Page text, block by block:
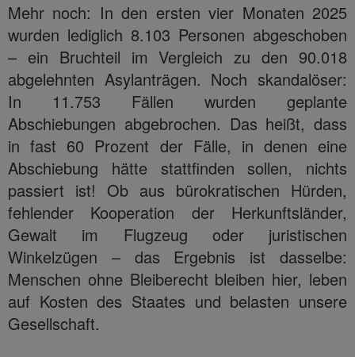
Mehr noch: In den ersten vier Monaten 2025
wurden lediglich 8.103 Personen abgeschoben
– ein Bruchteil im Vergleich zu den 90.018
abgelehnten Asylanträgen. Noch skandalöser:
In 11.753 Fällen wurden geplante
Abschiebungen abgebrochen. Das heißt, dass
in fast 60 Prozent der Fälle, in denen eine
Abschiebung hätte stattfinden sollen, nichts
passiert ist! Ob aus bürokratischen Hürden,
fehlender Kooperation der Herkunftsländer,
Gewalt im Flugzeug oder juristischen
Winkelzügen – das Ergebnis ist dasselbe:
Menschen ohne Bleiberecht bleiben hier, leben
auf Kosten des Staates und belasten unsere
Gesellschaft.